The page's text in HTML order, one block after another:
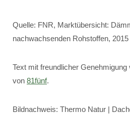
Quelle: FNR, Marktübersicht:
nachwachsenden Rohstoffen, 2015
Text mit freundlicher Genehmigung
von 81fünf.
Bildnachweis: Thermo Natur |